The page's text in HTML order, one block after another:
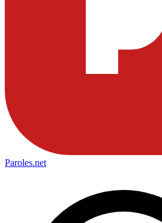
Paroles.net